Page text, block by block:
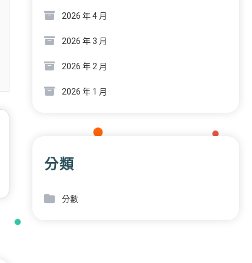
2026 年 4 月
2026 年 3 月
2026 年 2 月
2026 年 1 月
分類
分數